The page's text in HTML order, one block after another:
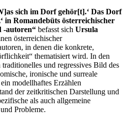
sich im Dorf gehör[t].‘ Das Dorf
in Romandebüts österreichischer
-autoren“ befasst sich Ursula
österreichischer
in denen die konkrete,
thematisiert wird. In den
und regressives Bild des
ironische und surreale
modellhaftes Erzählen
der zeitkritischen Darstellung und
als auch allgemeine
Probleme.